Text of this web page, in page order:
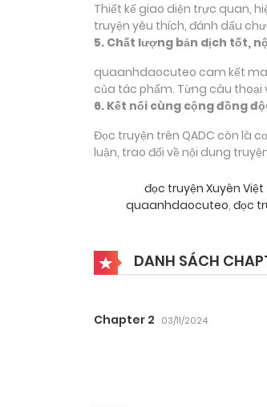
Thiết kế giao diện trực quan,
truyện yêu thích, đánh dấu
5. Chất lượng bản dịch tốt,
quaanhdaocuteo cam kết
của tác phẩm. Từng câu thoại
6. Kết nối cùng cộng đồng
Đọc truyện trên QADC còn là
luận, trao đổi về nội dung
đọc truyện Xuyên
quaanhdaocuteo, đọc
DANH SÁCH
Chapter 2 03/11/2024